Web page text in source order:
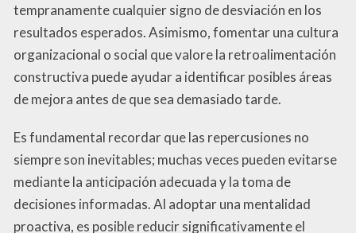
tempranamente cualquier signo de desviación en los
resultados esperados. Asimismo, fomentar una cultura
organizacional o social que valore la retroalimentación
constructiva puede ayudar a identificar posibles áreas
de mejora antes de que sea demasiado tarde.
Es fundamental recordar que las repercusiones no
siempre son inevitables; muchas veces pueden evitarse
mediante la anticipación adecuada y la toma de
decisiones informadas. Al adoptar una mentalidad
proactiva, es posible reducir significativamente el